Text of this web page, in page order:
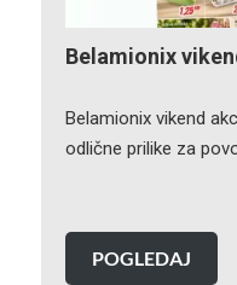
Belamionix
Belamionix vikend
odlične prilike za
POGLEDAJ